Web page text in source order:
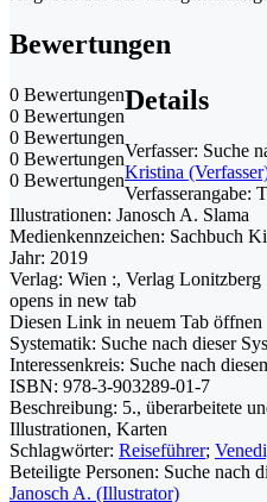
Bewertungen
0 Bewertungen
0 Bewertungen
0 Bewertungen
0 Bewertungen
0 Bewertungen
Details
Verfasser: Suche
Kristina
Verfasserangabe:
Illustrationen: Janosch A. Slama
Medienkennzeichen: Sachbuch
Jahr: 2019
Verlag: Wien :, Verlag Lonitzberg
opens in new tab
Diesen Link in neuem Tab öffnen
Systematik: Suche nach dieser
Interessenkreis: Suche nach
ISBN: 978-3-903289-01-7
Beschreibung: 5., überarbeitete
Illustrationen, Karten
Schlagwörter: Reiseführer;
Beteiligte Personen: Suche nach
Janosch A. (Illustrator)